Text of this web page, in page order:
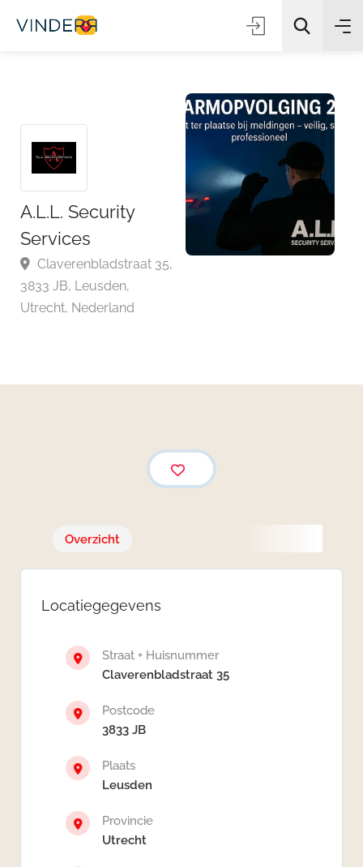
Zoeken
A.L.L. Security
Services
Claverenbladstraat 35,
3833 JB, Leusden,
Overzicht
Locatiegegevens
Straat + Huisnummer
Claverenbladstraat 35
Postcode
3833 JB
Plaats
Leusden
Provincie
Utrecht